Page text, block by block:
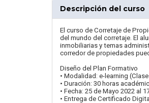
Descripción del curso
El curso de Corretaje de
del mundo del corretaje. El
inmobiliarias y temas
corredor de propiedades
Diseño del Plan Formativo
• Modalidad: e-learning
• Duración: 30 horas
• Fecha: 25 de Mayo 2022 al
• Entrega de Certificado